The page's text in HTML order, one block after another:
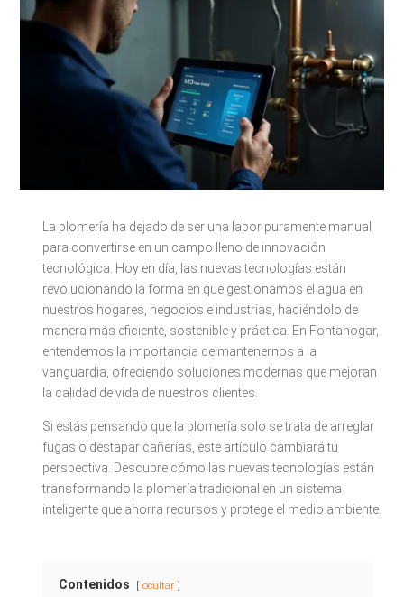
La plomería ha dejado de ser una labor puramente manual
para convertirse en un campo lleno de innovación
tecnológica. Hoy en día, las nuevas tecnologías están
revolucionando la forma en que gestionamos el agua en
nuestros hogares, negocios e industrias, haciéndolo de
manera más eficiente, sostenible y práctica. En Fontahogar,
entendemos la importancia de mantenernos a la
vanguardia, ofreciendo soluciones modernas que mejoran
la calidad de vida de nuestros clientes.
Si estás pensando que la plomería solo se trata de arreglar
fugas o destapar cañerías, este artículo cambiará tu
perspectiva. Descubre cómo las nuevas tecnologías están
transformando la plomería tradicional en un sistema
inteligente que ahorra recursos y protege el medio ambiente.
Contenidos ocultar